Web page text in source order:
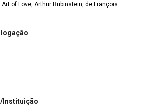
of Love, Arthur Rubinstein, de François
Instituição